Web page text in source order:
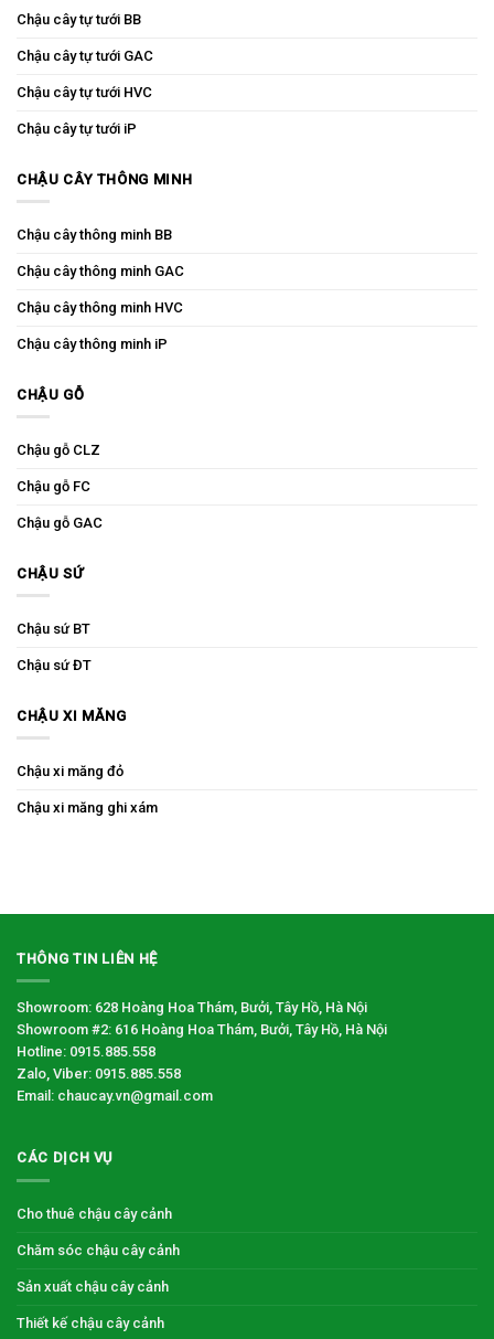
Chậu cây tự tưới BB
Chậu cây tự tưới GAC
Chậu cây tự tưới HVC
Chậu cây tự tưới iP
CHẬU CÂY THÔNG MINH
Chậu cây thông minh BB
Chậu cây thông minh GAC
Chậu cây thông minh HVC
Chậu cây thông minh iP
CHẬU GỖ
Chậu gỗ CLZ
Chậu gỗ FC
Chậu gỗ GAC
CHẬU SỨ
Chậu sứ BT
Chậu sứ ĐT
CHẬU XI MĂNG
Chậu xi măng đỏ
Chậu xi măng ghi xám
THÔNG TIN LIÊN HỆ
Showroom: 628 Hoàng Hoa Thám, Bưởi, Tây Hồ, Hà Nội
Showroom #2: 616 Hoàng Hoa Thám, Bưởi, Tây Hồ, Hà Nội
Hotline: 0915.885.558
Zalo, Viber: 0915.885.558
Email: chaucay.vn@gmail.com
CÁC DỊCH VỤ
Cho thuê chậu cây cảnh
Chăm sóc chậu cây cảnh
Sản xuất chậu cây cảnh
Thiết kế chậu cây cảnh